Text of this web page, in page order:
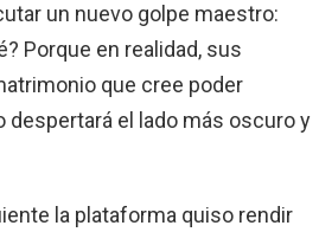
un nuevo golpe maestro:
Porque en realidad, sus
que cree poder
despertará el lado más oscuro y
la plataforma quiso rendir